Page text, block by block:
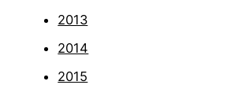
2013
2014
2015